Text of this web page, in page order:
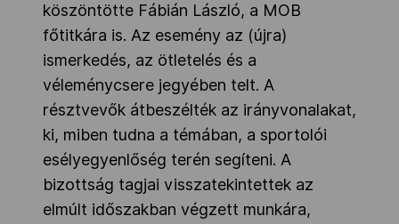
köszöntötte Fábián László, a MOB
főtitkára is. Az esemény az (újra)
ismerkedés, az ötletelés és a
véleménycsere jegyében telt. A
résztvevők átbeszélték az irányvonalakat,
ki, miben tudna a témában, a sportolói
esélyegyenlőség terén segíteni. A
bizottság tagjai visszatekintettek az
elmúlt időszakban végzett munkára,